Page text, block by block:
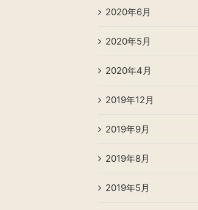
2020年6月
2020年5月
2020年4月
2019年12月
2019年9月
2019年8月
2019年5月